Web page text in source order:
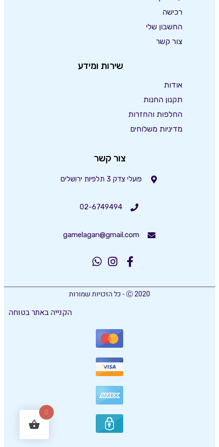
רכישה
החשבון שלי
צור קשר
שירות ומידע
אודות
תקנון החנות
החלפות והחזרות
מדיניות משלוחים
צור קשר
פועלי צדק 3 תלפיות ירושלים
02-6749494
gamelagan@gmail.com
Ⓒ 2020 - כל הזכויות שמורות
הקנייה באתר בטוחה
0